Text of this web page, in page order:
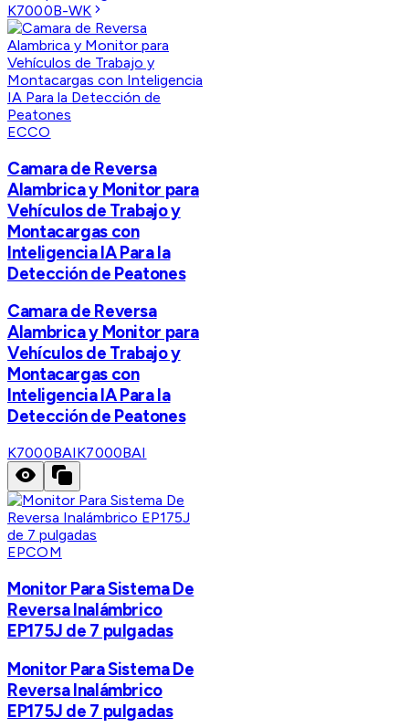
K7000B-WK
ECCO
Camara de Reversa
Alambrica y Monitor para
Vehículos de Trabajo y
Montacargas con
Inteligencia IA Para la
Detección de Peatones
Camara de Reversa
Alambrica y Monitor para
Vehículos de Trabajo y
Montacargas con
Inteligencia IA Para la
Detección de Peatones
K7000BAIK7000BAI
EPCOM
Monitor Para Sistema De
Reversa Inalámbrico
EP175J de 7 pulgadas
Monitor Para Sistema De
Reversa Inalámbrico
EP175J de 7 pulgadas